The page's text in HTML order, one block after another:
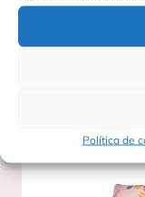
Política de
explorando en la
Productos